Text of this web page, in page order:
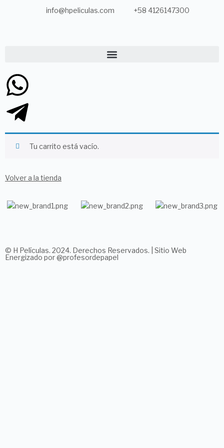
info@hpeliculas.com +58 4126147300
Tu carrito está vacío.
Volver a la tienda
© H Películas. 2024. Derechos Reservados. | Sitio Web
Energizado por @profesordepapel